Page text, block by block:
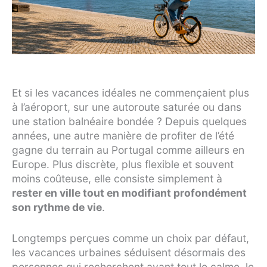
Et si les vacances idéales ne commençaient plus
à l’aéroport, sur une autoroute saturée ou dans
une station balnéaire bondée ? Depuis quelques
années, une autre manière de profiter de l’été
gagne du terrain au Portugal comme ailleurs en
Europe. Plus discrète, plus flexible et souvent
moins coûteuse, elle consiste simplement à
rester en ville tout en modifiant profondément
son rythme de vie.
Longtemps perçues comme un choix par défaut,
les vacances urbaines séduisent désormais des